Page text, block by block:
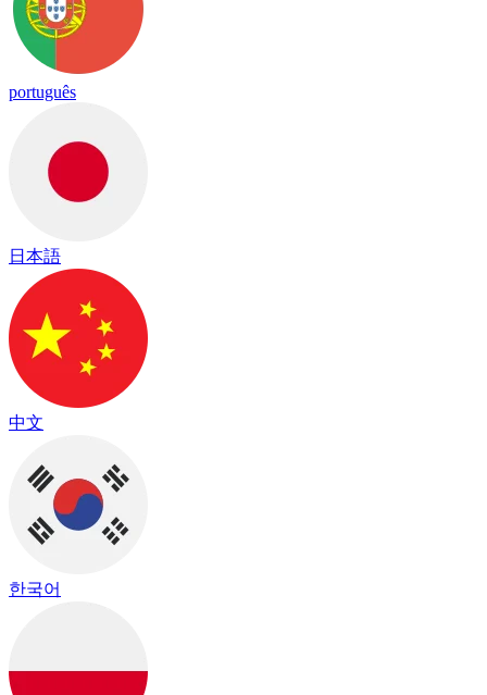
português
日本語
中文
한국어